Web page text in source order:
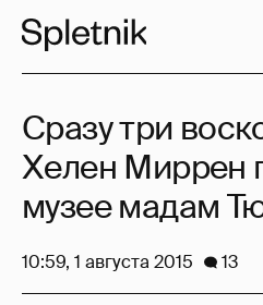
Сразу три
Хелен Миррен
музее мадам
10:59, 1 августа 2015 13